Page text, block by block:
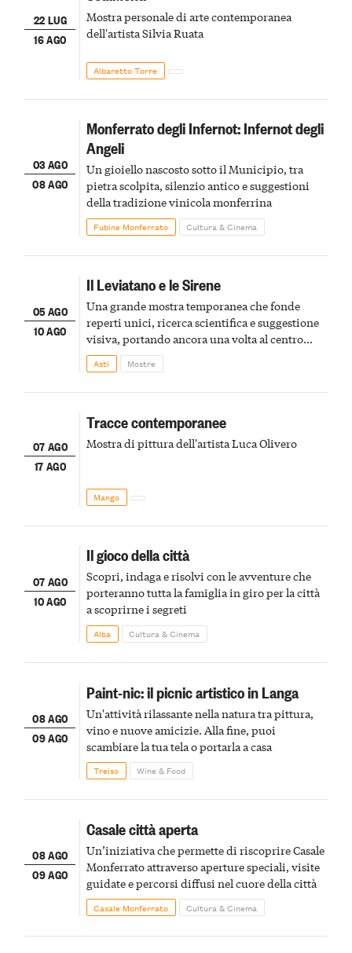
22 LUG
16 AGO
Mostra personale di arte contemporanea
dell'artista Silvia Ruata
Albaretto Torre
03 AGO
08 AGO
Monferrato degli Infernot: Infernot degli
Angeli
Un gioiello nascosto sotto il Municipio, tra
pietra scolpita, silenzio antico e suggestioni
della tradizione vinicola monferrina
Fubine Monferrato Cultura & Cinema
05 AGO
10 AGO
Il Leviatano e le Sirene
Una grande mostra temporanea che fonde
reperti unici, ricerca scientifica e suggestione
visiva, portando ancora una volta al centro
della scena le meraviglie del passato astigiano
Asti Mostre
07 AGO
17 AGO
Tracce contemporanee
Mostra di pittura dell'artista Luca Olivero
Mango
07 AGO
10 AGO
Il gioco della città
Scopri, indaga e risolvi con le avventure che
porteranno tutta la famiglia in giro per la città
a scoprirne i segreti
Alba Cultura & Cinema
08 AGO
09 AGO
Paint-nic: il picnic artistico in Langa
Un'attività rilassante nella natura tra pittura,
vino e nuove amicizie. Alla fine, puoi
scambiare la tua tela o portarla a casa
Treiso Wine & Food
08 AGO
09 AGO
Casale città aperta
Un’iniziativa che permette di riscoprire Casale
Monferrato attraverso aperture speciali, visite
guidate e percorsi diffusi nel cuore della città
Casale Monferrato Cultura & Cinema